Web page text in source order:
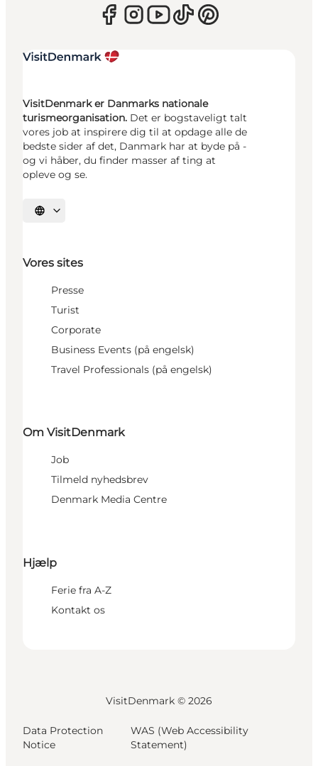
VisitDenmark er Danmarks nationale
turismeorganisation. Det er bogstaveligt talt
vores job at inspirere dig til at opdage alle de
bedste sider af det, Danmark har at byde på -
og vi håber, du finder masser af ting at
opleve og se.
Vælg sprog
Vores sites
Presse
Turist
Corporate
Business Events (på engelsk)
Travel Professionals (på engelsk)
Om VisitDenmark
Job
Tilmeld nyhedsbrev
Denmark Media Centre
Hjælp
Ferie fra A-Z
Kontakt os
VisitDenmark © 2026
Data Protection
Notice
WAS (Web Accessibility
Statement)